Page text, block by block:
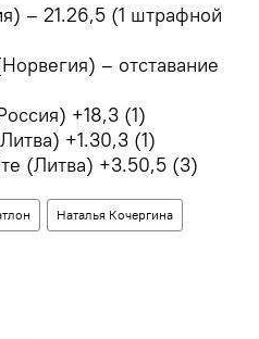
– 21.26,5 (1 штрафной
– отставание
+18,3 (1)
+1.30,3 (1)
(Литва) +3.50,5 (3)
Наталья Кочергина